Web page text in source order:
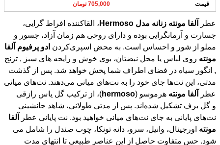
قیمت 705,000 تومان
عطر آلفا مونته زنانه مدل Hermoso ، القاکننده افراط گرایی،
جسارت و آرمانگرایی بوده و دارای روحی هم زمان آزاد، جسور و
مملو از شور و احساس است. به محض اسپری‌کردن ادو پرفیوم آلفا
مونته روی لباس یا محل نبضتان، بوی خوش و رایحه های سبز , ترنج
, انگور سیاه در فضای اطراف شما پخش خواهد شد. پس از گذشت
مدتی، این نت‌ها جای خود را به نت‌های میانی می‌دهند. نت‌های میانی
عطر آلفا مونته هرموسو (hermoso)، از ترکیب گل یاس رازقی
و گل برف تشکیل شده‌اند. پس از مدتی طولانی، شاهد جانشینی
نت‌های پایانی به ‌جای نت‌های میانی خواهید بود. نت‌ پایانی عطر
آلفا
مونته اورجینال، وانیل، سرو، دانه تونکا، چوب صندل را شامل می
شود. حس متفاوت حاصل از این عناصر طبیعی تا انتهای مدت
اثرگذاری، روی محل اسپری باقی می‌ماند. این عطر، یکی از محبوب